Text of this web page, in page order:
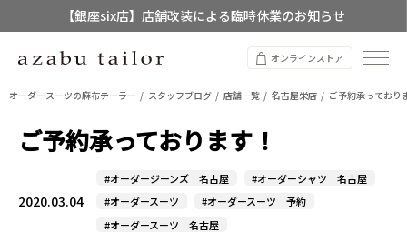
【店舗限定】レディースオーダースーツ
8/12~8/16 夏季休業のお知らせオンラインストア
オーダースーツの麻布テーラー スタッフブログ 店舗一覧 名古屋栄店 ご予約承っており
ご予約承っております！
2020.03.04
#オーダージーンズ 名古屋
#オーダーシャツ 名古屋
#オーダースーツ
#オーダースーツ 予約
#オーダースーツ 名古屋